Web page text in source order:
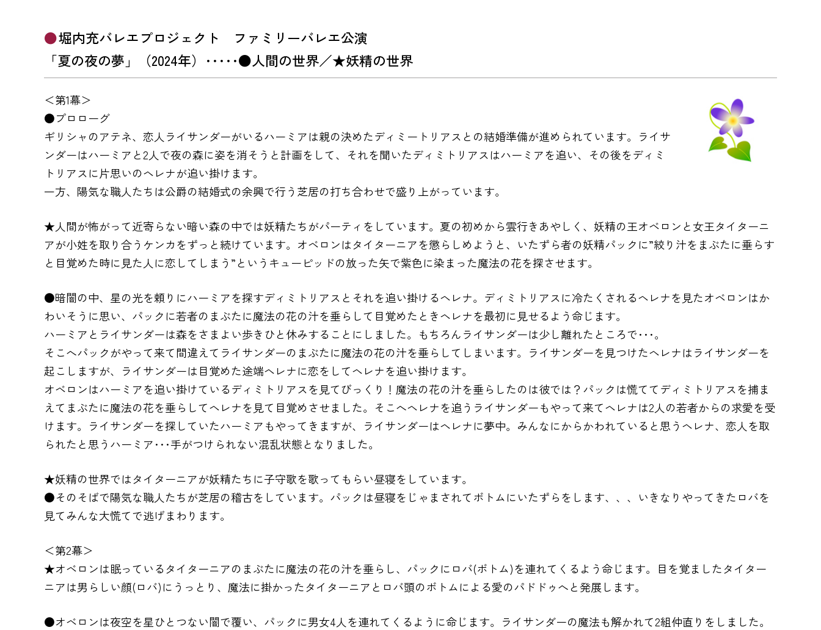
堀内充バレエプロジェクト ファミリーバレエ公演
「夏の夜の夢」（2024年）･････●人間の世界／★妖精の世界
＜第1幕＞
●プロローグ
ギリシャのアテネ、恋人ライサンダーがいるハーミアは親の決めたディミートリアスとの結婚準備が進められています。ライサ
ンダーはハーミアと2人で夜の森に姿を消そうと計画をして、それを聞いたディミトリアスはハーミアを追い、その後をディミ
トリアスに片思いのヘレナが追い掛けます。
一方、陽気な職人たちは公爵の結婚式の余興で行う芝居の打ち合わせで盛り上がっています。
★人間が怖がって近寄らない暗い森の中では妖精たちがパーティをしています。夏の初めから雲行きあやしく、妖精の王オベロンと女王タイターニ
アが小姓を取り合うケンカをずっと続けています。オベロンはタイターニアを懲らしめようと、いたずら者の妖精パックに”絞り汁をまぶたに垂らす
と目覚めた時に見た人に恋してしまう”というキューピッドの放った矢で紫色に染まった魔法の花を探させます。
●暗闇の中、星の光を頼りにハーミアを探すディミトリアスとそれを追い掛けるヘレナ。ディミトリアスに冷たくされるヘレナを見たオベロンはか
わいそうに思い、パックに若者のまぶたに魔法の花の汁を垂らして目覚めたときヘレナを最初に見せるよう命じます。
ハーミアとライサンダーは森をさまよい歩きひと休みすることにしました。もちろんライサンダーは少し離れたところで･･･。
そこへパックがやって来て間違えてライサンダーのまぶたに魔法の花の汁を垂らしてしまいます。ライサンダーを見つけたヘレナはライサンダーを
起こしますが、ライサンダーは目覚めた途端ヘレナに恋をしてヘレナを追い掛けます。
オベロンはハーミアを追い掛けているディミトリアスを見てびっくり！魔法の花の汁を垂らしたのは彼では？パックは慌ててディミトリアスを捕ま
えてまぶたに魔法の花を垂らしてヘレナを見て目覚めさせました。そこへヘレナを追うライサンダーもやって来てヘレナは2人の若者からの求愛を受
けます。ライサンダーを探していたハーミアもやってきますが、ライサンダーはヘレナに夢中。みんなにからかわれていると思うヘレナ、恋人を取
られたと思うハーミア･･･手がつけられない混乱状態となりました。
★妖精の世界ではタイターニアが妖精たちに子守歌を歌ってもらい昼寝をしています。
●そのそばで陽気な職人たちが芝居の稽古をしています。パックは昼寝をじゃまされてボトムにいたずらをします、、、いきなりやってきたロバを
見てみんな大慌てで逃げまわります。
＜第2幕＞
★オベロンは眠っているタイターニアのまぶたに魔法の花の汁を垂らし、パックにロバ(ボトム)を連れてくるよう命じます。目を覚ましたタイター
ニアは男らしい顔(ロバ)にうっとり、魔法に掛かったタイターニアとロバ頭のボトムによる愛のパドドゥへと発展します。
●オベロンは夜空を星ひとつない闇で覆い、パックに男女4人を連れてくるように命じます。ライサンダーの魔法も解かれて2組仲直りをしました。